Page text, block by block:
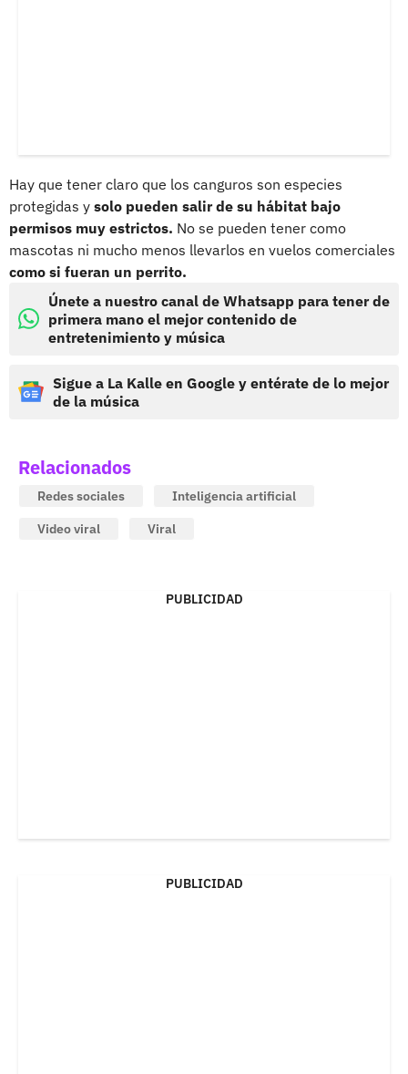
Hay que tener claro que los canguros son especies
protegidas y solo pueden salir de su hábitat bajo
permisos muy estrictos. No se pueden tener como
mascotas ni mucho menos llevarlos en vuelos comerciales
como si fueran un perrito.
Únete a nuestro canal de Whatsapp para tener de
primera mano el mejor contenido de
entretenimiento y música
Sigue a La Kalle en Google y entérate de lo mejor
de la música
Relacionados
Redes sociales
Inteligencia artificial
Video viral
Viral
PUBLICIDAD
PUBLICIDAD